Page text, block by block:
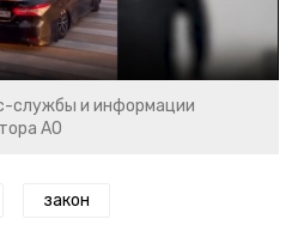
Video
службы и информации
АО
закон